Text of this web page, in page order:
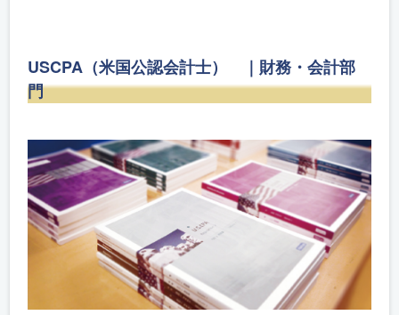
USCPA（米国公認会計士） ｜財務・会計部
門